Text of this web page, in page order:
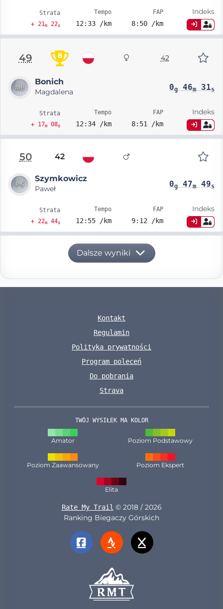
Strata
+ 21m22s
Tempo
12:33 /km
FAP
8:50 /km
Indeks
49 8 42
Bonich
Magdalena 0g46m31s
Strata
+ 17m08s
Tempo
12:34 /km
FAP
8:51 /km
Indeks
50 42
Szymkowicz
Paweł 0g47m49s
Strata
+ 22m44s
Tempo
12:55 /km
FAP
9:12 /km
Indeks
Dalsze wyniki
Kontakt
Regulamin
Polityka prywatności
Program poleceń
Do pobrania
Strava
TWÓJ WYSIŁEK MA KOLOR
Amator Poziom Podstawowy
Poziom Zaawansowany Poziom Ekspert
Elita
Rate My Trail © 2018 / 2026
Ranking Biegaczy Górskich